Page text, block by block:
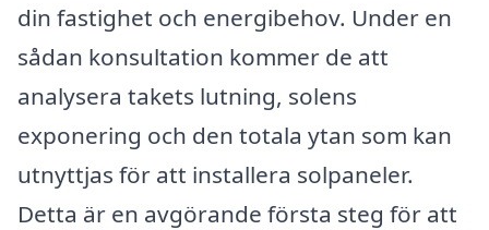
din fastighet och energibehov. Under en
sådan konsultation kommer de att
analysera takets lutning, solens
exponering och den totala ytan som kan
utnyttjas för att installera solpaneler.
Detta är en avgörande första steg för att